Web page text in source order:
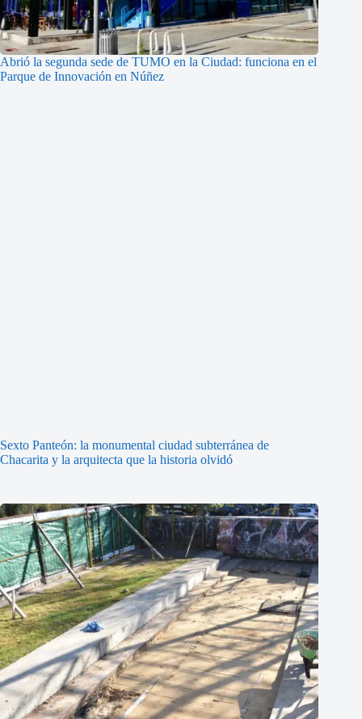
Abrió la segunda sede de TUMO en la Ciudad: funciona en el
Parque de Innovación en Núñez
Sexto Panteón: la monumental ciudad subterránea de
Chacarita y la arquitecta que la historia olvidó